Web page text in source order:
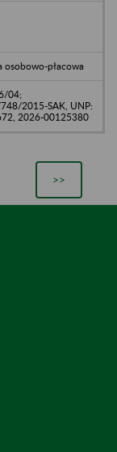
osobowo-płacowa
04;
2015-SAK, UNP:
2026-00125380
>>